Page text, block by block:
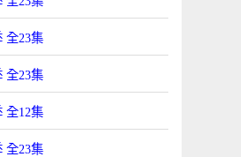
全23集
全23集
全12集
全23集